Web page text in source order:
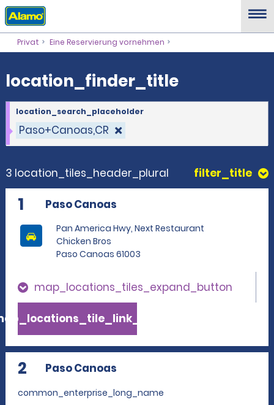
location_finder_title
Privat Eine Reservierung vornehmen
location_finder_title
Paso+Canoas,CR
location_search_placeholder
3 location_tiles_header_plural filter_title
1 Paso Canoas
Pan America Hwy, Next Restaurant
Chicken Bros
Paso Canoas 61003
map_locations_tiles_expand_button
2 Paso Canoas
common_enterprise_long_name